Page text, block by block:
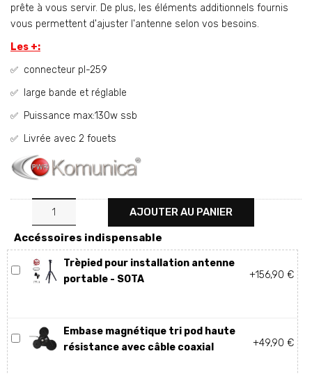
prête à vous servir. De plus, les éléments additionnels fournis
vous permettent d'ajuster l'antenne selon vos besoins.
Les +:
✅ connecteur pl-259
✅ large bande et réglable
✅ Puissance max:130w ssb
✅ Livrée avec 2 fouets
AJOUTER AU PANIER
Accéssoires indispensable
Trèpied pour installation antenne
portable - SOTA
+156,90 €
Embase magnétique tri pod haute
résistance avec câble coaxial
+49,90 €